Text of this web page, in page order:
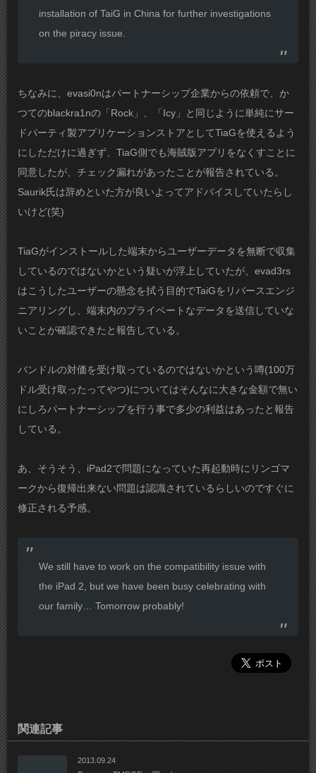
installation of TaiG in China for further investigations
on the piracy issue.
ちなみに、evasi0nはパートナーシップ企業からの依頼で、か
つてのblackra1nの「Rock」、「Icy」と同じように単純にサー
ドパーティ製アプリケーションストアとしてTiaGを使えるよう
にしただけに過ぎず、TiaG側でも海賊版アプリをなくすことに
同意したが、チェック漏れがあったことが報告されている。
Saurik氏は辞めといた方が良いよってアドバイスしていたらし
いけど(笑)
TiaGがインストールした端末からユーザーデータを無断で収集
しているのではないかという疑いが浮上していたが、evad3rs
はこうしたユーザーの懸念を拭う目的でTaiGをリバースエンジ
ニアリングし、端末内のプライベートなデータを送信していな
いことが確認できたと報告している。
バンドルの対価を受け取っているのではないかという噂(100万
ドル受け取ったってやつ)についてはそんなに大きな金額で無い
にしろパートナーシップを行う事で多少の利益はあったと報告
している。
あ、そうそう、iPad2で問題になっていた再起動時にリンゴマ
ークから復帰出来ない問題は認識されているらしいのですぐに
修正される予感。
We still have to work on the compatibility issue with
the iPad 2, but we have been busy celebrating with
our family… Tomorrow probably!
関連記事
2013.09.24